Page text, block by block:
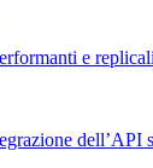
e
dell’API